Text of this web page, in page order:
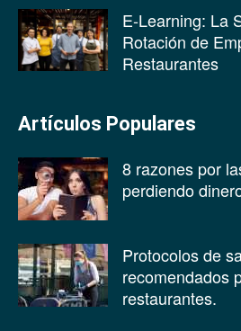
E-Learning: La
Rotación de
Restaurantes
Artículos Populares
8 razones por
perdiendo
Protocolos de
recomendados
restaurantes.